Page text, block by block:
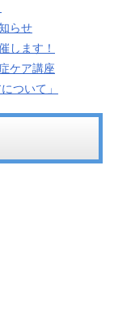
らせ
します！
ケア講座
ついて」